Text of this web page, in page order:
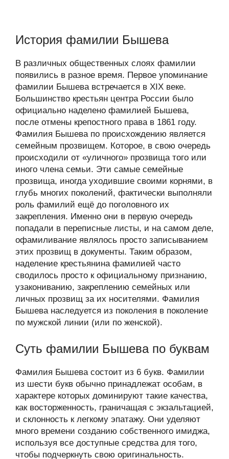
История фамилии Бышева
В различных общественных слоях фамилии
появились в разное время. Первое упоминание
фамилии Бышева встречается в XIX веке.
Большинство крестьян центра России было
официально наделено фамилией Бышева,
после отмены крепостного права в 1861 году.
Фамилия Бышева по происхождению является
семейным прозвищем. Которое, в свою очередь
происходили от «уличного» прозвища того или
иного члена семьи. Эти самые семейные
прозвища, иногда уходившие своими корнями, в
глубь многих поколений, фактически выполняли
роль фамилий ещё до поголовного их
закрепления. Именно они в первую очередь
попадали в переписные листы, и на самом деле,
офамиливание являлось просто записыванием
этих прозвищ в документы. Таким образом,
наделение крестьянина фамилией часто
сводилось просто к официальному признанию,
узакониванию, закреплению семейных или
личных прозвищ за их носителями. Фамилия
Бышева наследуется из поколения в поколение
по мужской линии (или по женской).
Суть фамилии Бышева по буквам
Фамилия Бышева состоит из 6 букв. Фамилии
из шести букв обычно принадлежат особам, в
характере которых доминируют такие качества,
как восторженность, граничащая с экзальтацией,
и склонность к легкому эпатажу. Они уделяют
много времени созданию собственного имиджа,
используя все доступные средства для того,
чтобы подчеркнуть свою оригинальность.